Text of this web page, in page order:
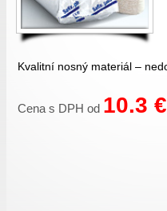
Kvalitní nosný materiál –
Cena s DPH od 10.3